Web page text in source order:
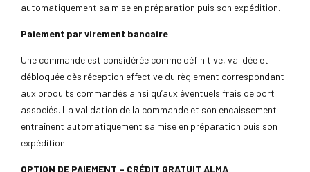
automatiquement sa mise en préparation puis son expédition.
Paiement par virement bancaire
Une commande est considérée comme définitive, validée et
débloquée dès réception effective du règlement correspondant
aux produits commandés ainsi qu’aux éventuels frais de port
associés. La validation de la commande et son encaissement
entraînent automatiquement sa mise en préparation puis son
expédition.
OPTION DE PAIEMENT – CRÉDIT GRATUIT ALMA